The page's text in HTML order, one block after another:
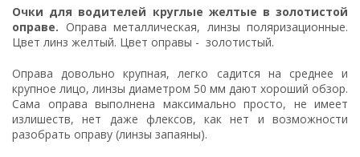
Очки для водителей круглые желтые в золотистой
оправе. Оправа металлическая, линзы поляризационные.
Цвет линз желтый. Цвет оправы - золотистый.
Оправа довольно крупная, легко садится на среднее и
крупное лицо, линзы диаметром 50 мм дают хороший обзор.
Сама оправа выполнена максимально просто, не имеет
излишеств, нет даже флексов, как нет и возможности
разобрать оправу (линзы запаяны).